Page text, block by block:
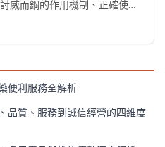
威而鋼的作用機制、正確使用
便利服務全解析
品質、服務到誠信經營的四維度